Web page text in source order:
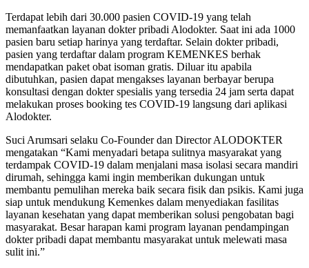
Terdapat lebih dari 30.000 pasien COVID-19 yang telah
memanfaatkan layanan dokter pribadi Alodokter. Saat ini ada 1000
pasien baru setiap harinya yang terdaftar. Selain dokter pribadi,
pasien yang terdaftar dalam program KEMENKES berhak
mendapatkan paket obat isoman gratis. Diluar itu apabila
dibutuhkan, pasien dapat mengakses layanan berbayar berupa
konsultasi dengan dokter spesialis yang tersedia 24 jam serta dapat
melakukan proses booking tes COVID-19 langsung dari aplikasi
Alodokter.
Suci Arumsari selaku Co-Founder dan Director ALODOKTER
mengatakan “Kami menyadari betapa sulitnya masyarakat yang
terdampak COVID-19 dalam menjalani masa isolasi secara mandiri
dirumah, sehingga kami ingin memberikan dukungan untuk
membantu pemulihan mereka baik secara fisik dan psikis. Kami juga
siap untuk mendukung Kemenkes dalam menyediakan fasilitas
layanan kesehatan yang dapat memberikan solusi pengobatan bagi
masyarakat. Besar harapan kami program layanan pendampingan
dokter pribadi dapat membantu masyarakat untuk melewati masa
sulit ini.”